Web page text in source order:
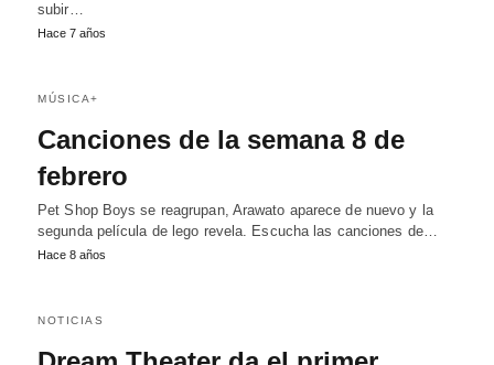
subir…
Hace 7 años
MÚSICA+
Canciones de la semana 8 de
febrero
Pet Shop Boys se reagrupan, Arawato aparece de nuevo y la
segunda película de lego revela. Escucha las canciones de…
Hace 8 años
NOTICIAS